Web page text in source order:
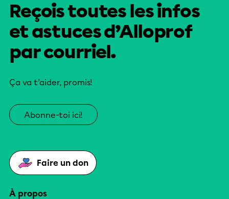
Reçois toutes les infos
et astuces d’Alloprof
par courriel.
Ça va t’aider, promis!
Abonne-toi ici!
Faire un don
À propos